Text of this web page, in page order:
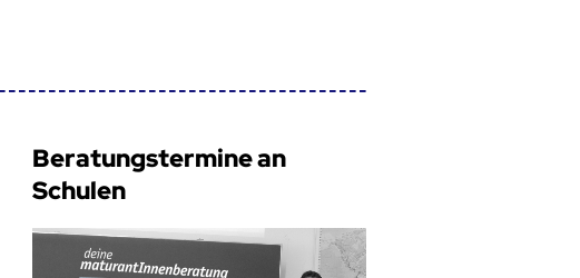
Beratungstermine an
Schulen